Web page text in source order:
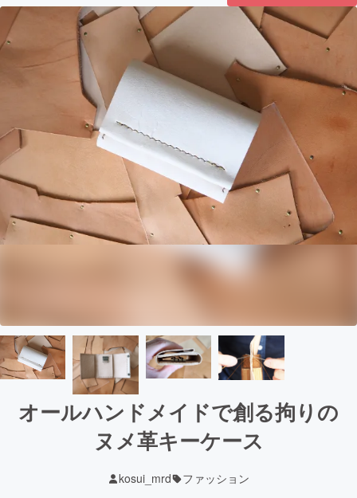
オールハンドメイドで創る拘りの
ヌメ革キーケース
kosui_mrd ファッション